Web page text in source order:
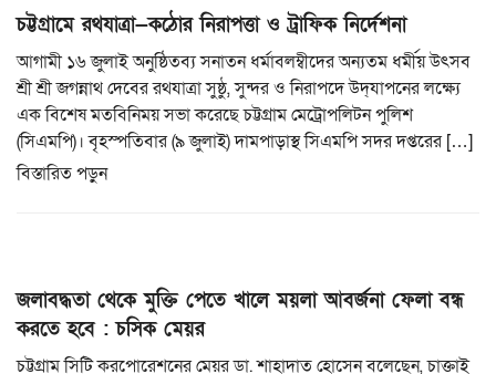
চট্টগ্রামে রথযাত্রা—কঠোর নিরাপত্তা ও ট্রাফিক নির্দেশনা
আগামী ১৬ জুলাই অনুষ্ঠিতব্য সনাতন ধর্মাবলম্বীদের অন্যতম ধর্মীয় উৎসব
শ্রী শ্রী জগন্নাথ দেবের রথযাত্রা সুষ্ঠু, সুন্দর ও নিরাপদে উদ্‌যাপনের লক্ষ্যে
এক বিশেষ মতবিনিময় সভা করেছে চট্টগ্রাম মেট্রোপলিটন পুলিশ
(সিএমপি)। বৃহস্পতিবার (৯ জুলাই) দামপাড়াস্থ সিএমপি সদর দপ্তরের […]
বিস্তারিত পড়ুন
জলাবদ্ধতা থেকে মুক্তি পেতে খালে ময়লা আবর্জনা ফেলা বন্ধ
করতে হবে : চসিক মেয়র
চট্টগ্রাম সিটি করপোরেশনের মেয়র ডা. শাহাদাত হোসেন বলেছেন, চাক্তাই